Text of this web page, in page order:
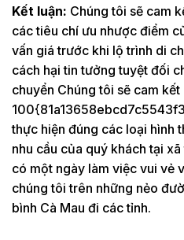
Kết luận: Chúng tôi sẽ cam
các tiêu chí ưu nhược điểm
vấn giá trước khi lộ trình di
cách hại tin tưởng tuyệt đối
chuyển Chúng tôi sẽ cam
thực hiện đúng các loại hình
nhu cầu của quý khách tại
có một ngày làm việc vui vẻ
chúng tôi trên những nẻo
bình Cà Mau đi các tỉnh.